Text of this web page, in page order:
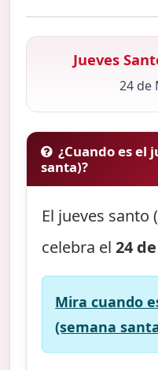
Jueves
24 de
¿Cuando es el
santa)?
El jueves santo
celebra el24
Mira cuando
(semana